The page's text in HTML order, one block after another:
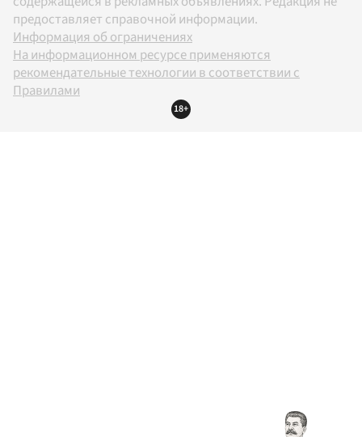
предоставляет справочной информации.
Информация об ограничениях
На информационном ресурсе применяются
рекомендательные технологии в соответствии с
Правилами
18+